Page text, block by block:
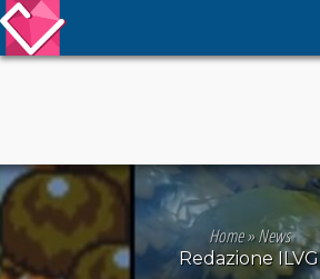
Home»News
Redazione ILVG